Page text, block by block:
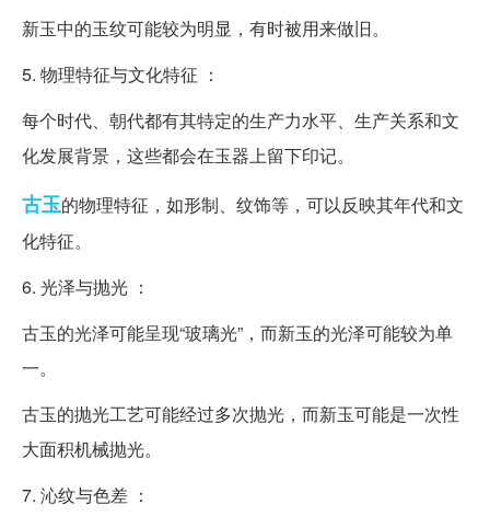
新玉中的玉纹可能较为明显，有时被用来做旧。
5. 物理特征与文化特征 ：
每个时代、朝代都有其特定的生产力水平、生产关系和文
化发展背景，这些都会在玉器上留下印记。
古玉的物理特征，如形制、纹饰等，可以反映其年代和文
化特征。
6. 光泽与抛光 ：
古玉的光泽可能呈现“玻璃光”，而新玉的光泽可能较为单
一。
古玉的抛光工艺可能经过多次抛光，而新玉可能是一次性
大面积机械抛光。
7. 沁纹与色差 ：